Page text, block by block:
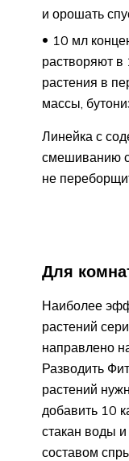
и орошать
10 мл
растворяют
растения в
массы,
Линейка с
смешиванию
не
Для
Наиболее
растений
направлено
Разводить
растений
добавить 10
стакан воды
составом